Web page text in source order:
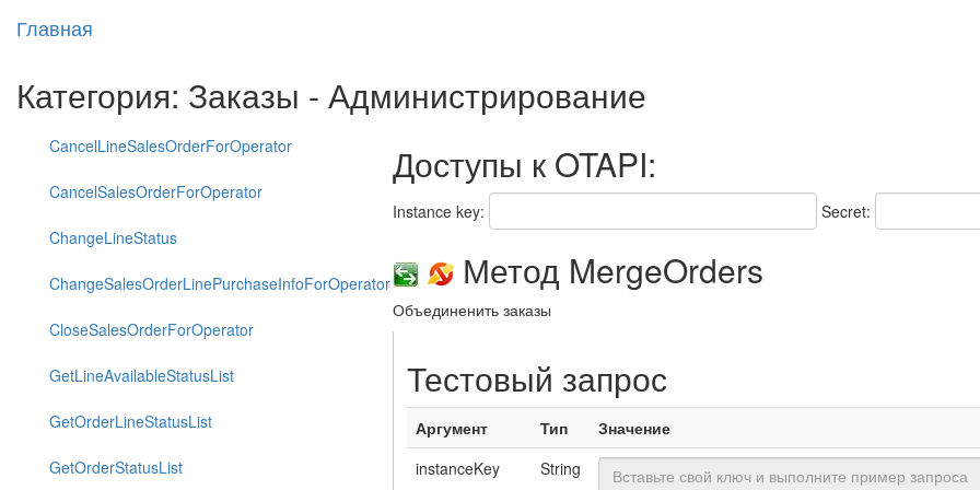
Главная
Категория: Заказы - Администрирование
CancelLineSalesOrderForOperator
CancelSalesOrderForOperator
ChangeLineStatus
ChangeSalesOrderLinePurchaseInfoForOperator
CloseSalesOrderForOperator
GetLineAvailableStatusList
GetOrderLineStatusList
GetOrderStatusList
Доступы к OTAPI:
Instance key: Secret:
Метод MergeOrders
Объединенить заказы
Тестовый запрос
Аргумент Тип
Значение
instanceKey
String